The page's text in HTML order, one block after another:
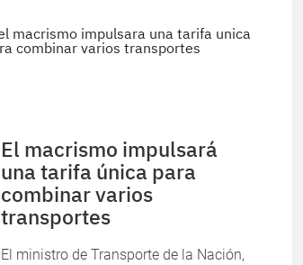
El macrismo impulsará
una tarifa única para
combinar varios
transportes
El ministro de Transporte de la Nación,